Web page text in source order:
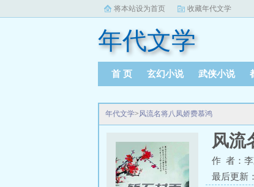
将本站设为首页 收藏年代文学
年代文学
首 页 玄幻小说 武侠小说
年代文学>风流名将八凤娇费慕鸿
风流
作 者：
最后更新